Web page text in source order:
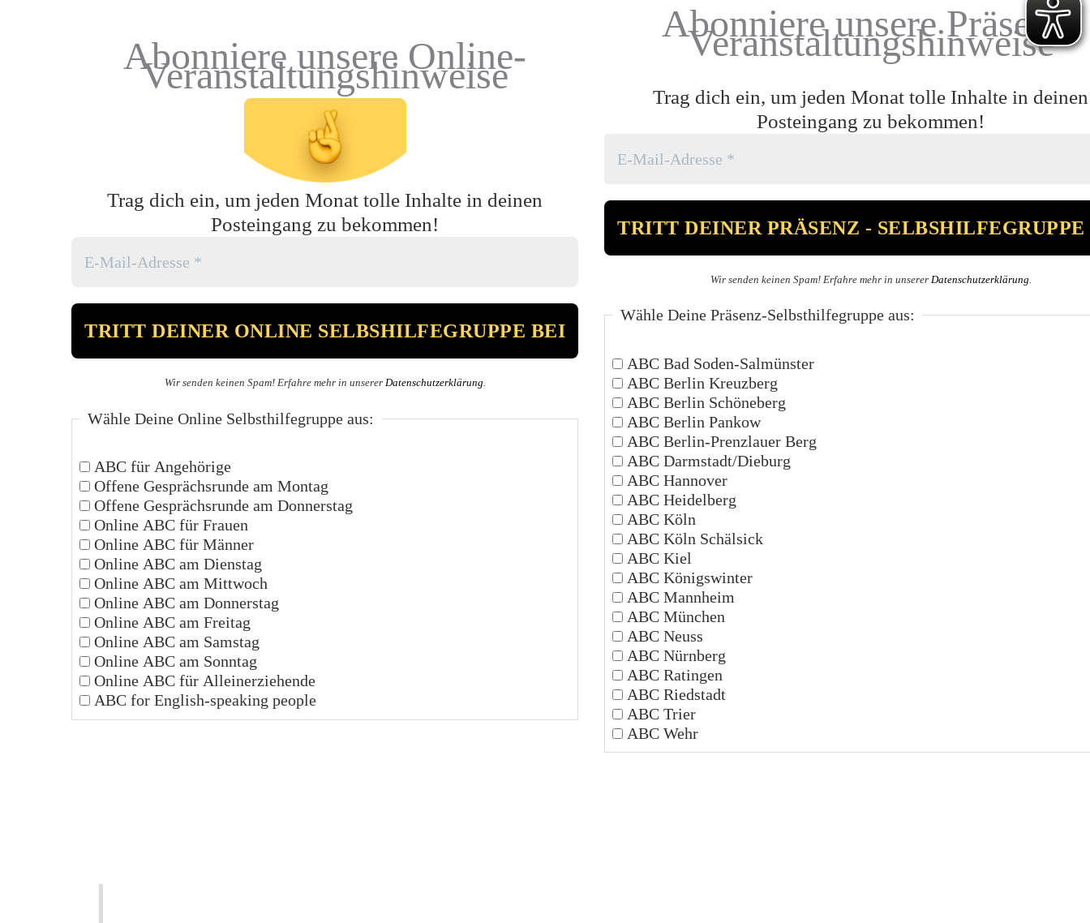
Abonniere unsere Online-
Veranstaltungshinweise
Trag dich ein, um jeden Monat tolle Inhalte in deinen
Posteingang zu bekommen!
Wir senden keinen Spam! Erfahre mehr in unserer Datenschutzerklärung.
Wähle Deine Online Selbsthilfegruppe aus:
ABC für Angehörige
Offene Gesprächsrunde am Montag
Offene Gesprächsrunde am Donnerstag
Online ABC für Frauen
Online ABC für Männer
Online ABC am Dienstag
Online ABC am Mittwoch
Online ABC am Donnerstag
Online ABC am Freitag
Online ABC am Samstag
Online ABC am Sonntag
Online ABC für Alleinerziehende
ABC for English-speaking people
Abonniere unsere Präsenz-
Veranstaltungshinweise
Trag dich ein, um jeden Monat tolle Inhalte in deinen
Posteingang zu bekommen!
Wir senden keinen Spam! Erfahre mehr in unserer Datenschutzerklärung
Wähle Deine Präsenz-Selbsthilfegruppe aus:
ABC Bad Soden-Salmünster
ABC Berlin Kreuzberg
ABC Berlin Schöneberg
ABC Berlin Pankow
ABC Berlin-Prenzlauer Berg
ABC Darmstadt/Dieburg
ABC Hannover
ABC Heidelberg
ABC Köln
ABC Köln Schälsick
ABC Kiel
ABC Königswinter
ABC Mannheim
ABC München
ABC Neuss
ABC Nürnberg
ABC Ratingen
ABC Riedstadt
ABC Trier
ABC Wehr